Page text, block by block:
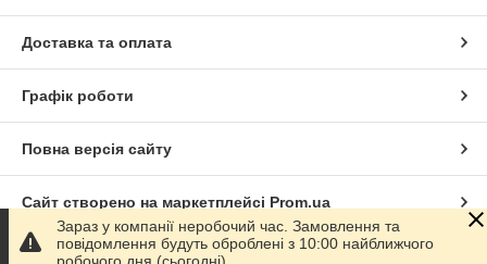
Доставка та оплата
Графік роботи
Повна версія сайту
Сайт створено на маркетплейсі Prom.ua
Політика конфіденційності
Зараз у компанії неробочий час. Замовлення та
повідомлення будуть оброблені з 10:00 найближчого